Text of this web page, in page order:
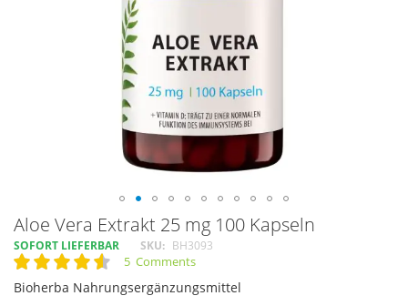
Aloe Vera Extrakt 25 mg 100 Kapseln
SOFORT LIEFERBAR SKU BH3093
Rating: 5 Comments
Bioherba Nahrungsergänzungsmittel
Skip
to
the
beginning
of